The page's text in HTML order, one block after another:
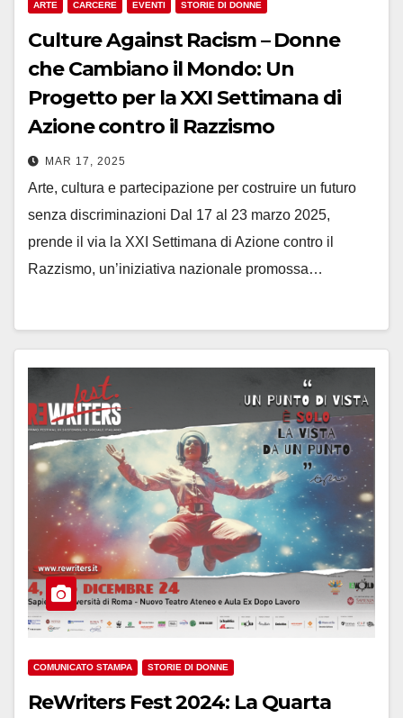
ARTE CARCERE EVENTI STORIE DI DONNE
Culture Against Racism – Donne
che Cambiano il Mondo: Un
Progetto per la XXI Settimana di
Azione contro il Razzismo
MAR 17, 2025
Arte, cultura e partecipazione per costruire un futuro
senza discriminazioni Dal 17 al 23 marzo 2025,
prende il via la XXI Settimana di Azione contro il
Razzismo, un’iniziativa nazionale promossa…
COMUNICATO STAMPA STORIE DI DONNE
ReWriters Fest 2024: La Quarta